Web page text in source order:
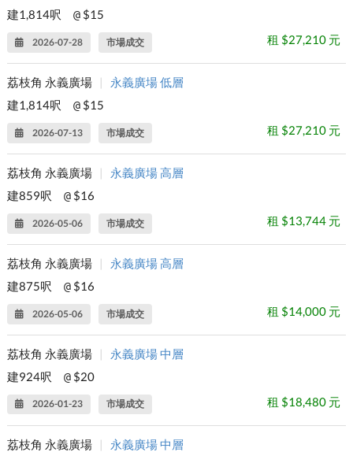
建1,814呎
@ $15
2026-07-28 市場成交 租 $27,210 元
荔枝角 永義廣場 |
永義廣場 低層
建1,814呎
@ $15
2026-07-13 市場成交 租 $27,210 元
荔枝角 永義廣場 |
永義廣場 高層
建859呎
@ $16
2026-05-06 市場成交 租 $13,744 元
荔枝角 永義廣場 |
永義廣場 高層
建875呎
@ $16
2026-05-06 市場成交 租 $14,000 元
荔枝角 永義廣場 |
永義廣場 中層
建924呎
@ $20
2026-01-23 市場成交 租 $18,480 元
荔枝角 永義廣場 |
永義廣場 中層